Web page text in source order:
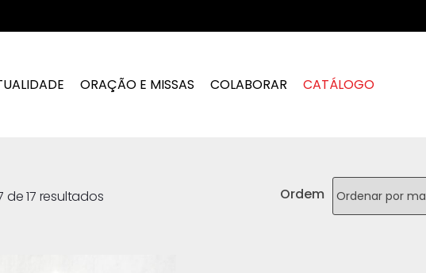
ORAÇÃO E MISSAS COLABORAR CATÁLOGO
de 17 resultados Ordem